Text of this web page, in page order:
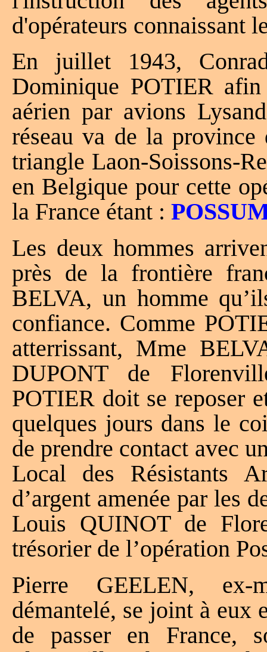
d'opérateurs connaissant
En juillet 1943,
Dominique POTIER
aérien par avions
réseau va de la province
triangle Laon-Soissons-
en Belgique pour cette
la France étant :
Les deux hommes
près de la frontière
BELVA, un homme
confiance. Comme
atterrissant, Mme
DUPONT de
POTIER doit se reposer
quelques jours dans le
de prendre contact avec
Local des Résistants
d’argent amenée par les
Louis QUINOT de
trésorier de l’opération
Pierre GEELEN, ex-
démantelé, se joint à eux
de passer en France,